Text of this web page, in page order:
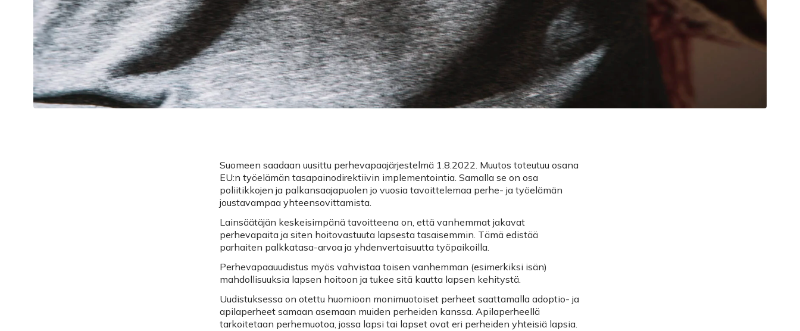
Suomeen saadaan uusittu perhevapaajärjestelmä 1.8.2022. Muutos toteutuu osana
EU:n työelämän tasapainodirektiivin implementointia. Samalla se on osa
poliitikkojen ja palkansaajapuolen jo vuosia tavoittelemaa perhe- ja työelämän
joustavampaa yhteensovittamista.
Lainsäätäjän keskeisimpänä tavoitteena on, että vanhemmat jakavat
perhevapaita ja siten hoitovastuuta lapsesta tasaisemmin. Tämä edistää
parhaiten palkkatasa-arvoa ja yhdenvertaisuutta työpaikoilla.
Perhevapaauudistus myös vahvistaa toisen vanhemman (esimerkiksi isän)
mahdollisuuksia lapsen hoitoon ja tukee sitä kautta lapsen kehitystä.
Uudistuksessa on otettu huomioon monimuotoiset perheet saattamalla adoptio- ja
apilaperheet samaan asemaan muiden perheiden kanssa. Apilaperheellä
tarkoitetaan perhemuotoa, jossa lapsi tai lapset ovat eri perheiden yhteisiä lapsia.